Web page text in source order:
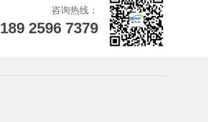
咨询热线：
189 2596 7379